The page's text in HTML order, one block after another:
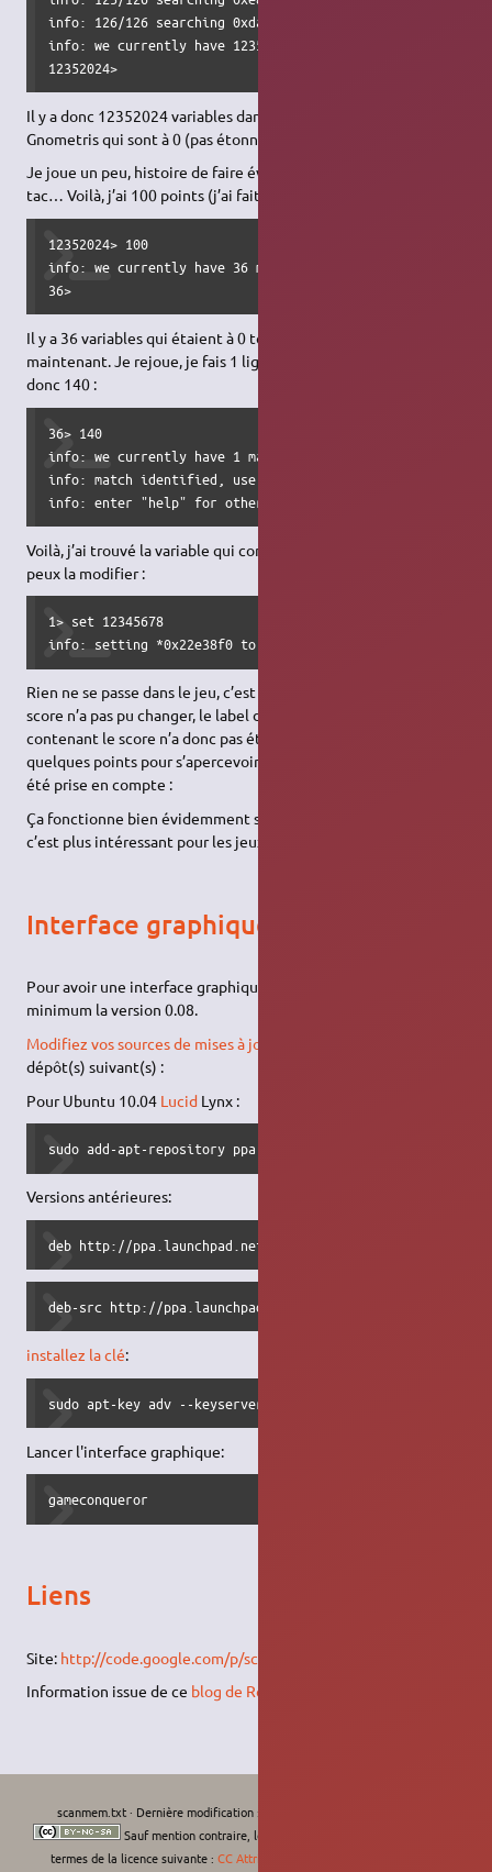
info: 126/126 searching 0xdab4b000 - 0xdab67000.ok
info: we currently have 12352024 matches.
12352024>
Il y a donc 12352024 variables dans la mémoire utilisée par
Gnometris qui sont à 0 (pas étonnant).
Je joue un peu, histoire de faire évoluer le score… tac tac tac
tac… Voilà, j’ai 100 points (j’ai fait 2 lignes), je tape donc 100 :
12352024> 100
info: we currently have 36 matches.
36>
Il y a 36 variables qui étaient à 0 tout à l’heure et qui sont à 100
maintenant. Je rejoue, je fais 1 ligne, j’ai 140 points, je tape
donc 140 :
36> 140
info: we currently have 1 matches.
info: match identified, use "set" to modify value.
info: enter "help" for other commands.
Voilà, j’ai trouvé la variable qui contient le score, maintenant je
peux la modifier :
1> set 12345678
info: setting *0x22e38f0 to 0xbc614e...
Rien ne se passe dans le jeu, c’est normal : pour Gnometris, le
score n’a pas pu changer, le label de l’interface graphique
contenant le score n’a donc pas été rafraîchi. Il suffit de gagner
quelques points pour s’apercevoir que la modification a bien
été prise en compte :
Ça fonctionne bien évidemment sur tous les programmes, mais
c’est plus intéressant pour les jeux
Interface graphique
Pour avoir une interface graphique, il vous faut avoir au
minimum la version 0.08.
Modifiez vos sources de mises à jour
dépôt(s) suivant(s) :
Pour Ubuntu 10.04 Lucid Lynx :
sudo add-apt-repository ppa:coolwanglu/scanmem
Versions antérieures:
deb http://ppa.launchpad.net/coolwanglu/scanmem/ubuntu
deb-src http://ppa.launchpad.net/coolwanglu/scanmem/ubuntu
installez la clé:
sudo apt-key adv --keyserver keyserver.ubuntu.com --recv-
Lancer l'interface graphique:
gameconqueror
Liens
Site: http://code.google.com/p/scanmem/
Information issue de ce blog de Rom
scanmem.txt· Dernière modification :
Sauf mention contraire, le contenu de ce wiki est placé sous les
termes de la licence suivante : CC Attribution-Noncommercial-Share Alike 4.0